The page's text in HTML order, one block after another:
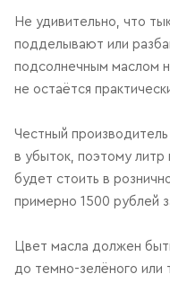
Не удивительно, что
подделывают или
подсолнечным маслом
не остаётся
Честный
в убыток, поэтому литр
будет стоить в
примерно 1500 рублей
Цвет масла должен
до темно-зелёного или